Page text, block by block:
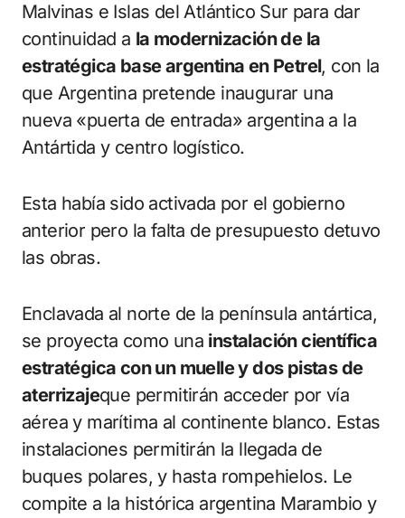
Malvinas e Islas del Atlántico Sur para dar
continuidad a la modernización de la
estratégica base argentina en Petrel, con la
que Argentina pretende inaugurar una
nueva «puerta de entrada» argentina a la
Antártida y centro logístico.
Esta había sido activada por el gobierno
anterior pero la falta de presupuesto detuvo
las obras.
Enclavada al norte de la península antártica,
se proyecta como una instalación científica
estratégica con un muelle y dos pistas de
aterrizajeque permitirán acceder por vía
aérea y marítima al continente blanco. Estas
instalaciones permitirán la llegada de
buques polares, y hasta rompehielos. Le
compite a la histórica argentina Marambio y